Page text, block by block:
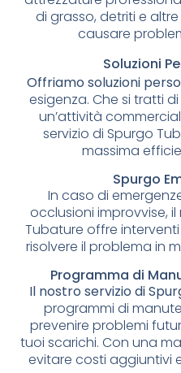
di grasso, detriti e
causare
Soluzioni
Offriamo soluzioni
esigenza. Che si tratti
un’attività
servizio di Spurgo
massima
Spurgo
In caso di
occlusioni improvvise,
Tubature offre
risolvere il problema in
Programma di
Il nostro servizio di
programmi di
prevenire problemi
tuoi scarichi. Con una
evitare costi aggiuntivi